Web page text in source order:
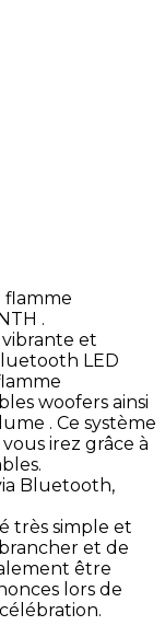
.
et
LED
woofers ainsi
. Ce système
irez grâce à
Bluetooth,
très simple et
et de
être
lors de